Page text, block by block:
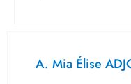
A. Mia Élise